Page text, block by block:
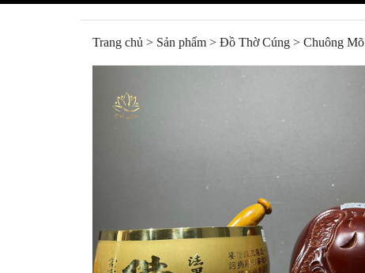
Trang chủ > Sản phẩm > Đồ Thờ Cúng > Chuông Mõ